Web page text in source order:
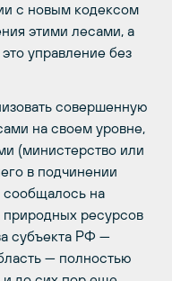
с новым кодексом
этими лесами, а
управление без
совершенную
на своем уровне,
(министерство или
в подчинении
сообщалось на
ресурсов
субъекта РФ —
— полностью